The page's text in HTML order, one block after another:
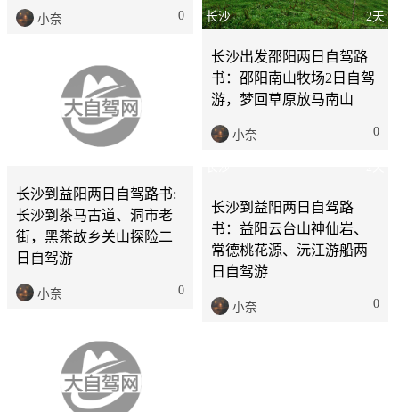
小奈 0 2天
长沙
长沙出发邵阳两日自驾路
书：邵阳南山牧场2日自驾
游，梦回草原放马南山
小奈 0
长沙到益阳两日自驾路书:
长沙到茶马古道、洞市老
街，黑茶故乡关山探险二
小奈
长沙
长沙到株洲两日自驾路
书：长沙到株洲神农谷避
暑、云阳山溯溪二日自驾